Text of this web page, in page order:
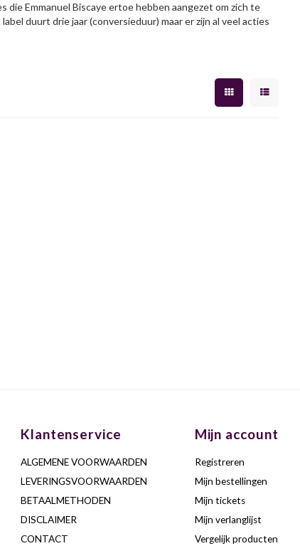
die Emmanuel Biscaye ertoe hebben aangezet om zich te
duurt drie jaar (conversieduur) maar er zijn al veel acties
Klantenservice
ALGEMENE VOORWAARDEN
LEVERINGSVOORWAARDEN
BETAALMETHODEN
DISCLAIMER
CONTACT
Mijn account
Registreren
Mijn bestellingen
Mijn tickets
Mijn verlanglijst
Vergelijk producten